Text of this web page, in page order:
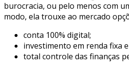
burocracia, ou pelo menos com
modo, ela trouxe ao mercado
conta 100% digital;
investimento em renda fixa
total controle das finanças